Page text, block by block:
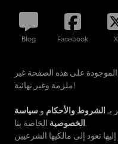
Blog Facebook X
على هذه الصفحة غير
ملزمة وغير نهائية!
بـ الشروط والأحكام و سياسة
الخصوصية الخاصة بنا.